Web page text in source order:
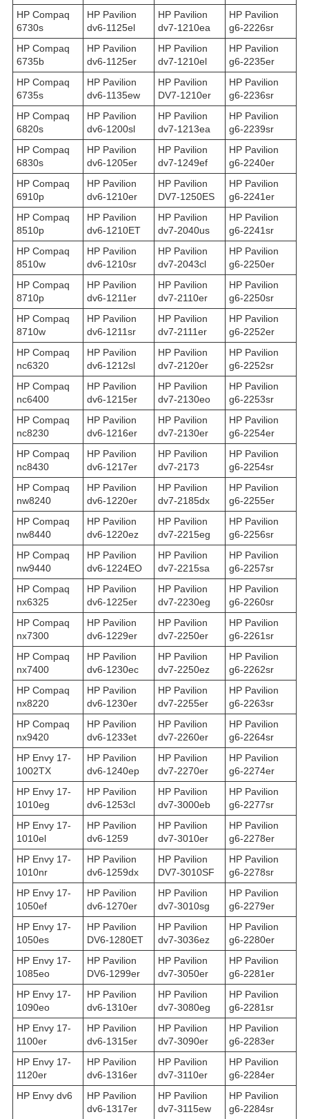
HP Compaq
6730s
HP Pavilion
dv6-1125el
HP Pavilion
dv7-1210ea
HP Pavilion
g6-2226sr
HP Compaq
6735b
HP Pavilion
dv6-1125er
HP Pavilion
dv7-1210el
HP Pavilion
g6-2235er
HP Compaq
6735s
HP Pavilion
dv6-1135ew
HP Pavilion
DV7-1210er
HP Pavilion
g6-2236sr
HP Compaq
6820s
HP Pavilion
dv6-1200sl
HP Pavilion
dv7-1213ea
HP Pavilion
g6-2239sr
HP Compaq
6830s
HP Pavilion
dv6-1205er
HP Pavilion
dv7-1249ef
HP Pavilion
g6-2240er
HP Compaq
6910p
HP Pavilion
dv6-1210er
HP Pavilion
DV7-1250ES
HP Pavilion
g6-2241er
HP Compaq
8510p
HP Pavilion
dv6-1210ET
HP Pavilion
dv7-2040us
HP Pavilion
g6-2241sr
HP Compaq
8510w
HP Pavilion
dv6-1210sr
HP Pavilion
dv7-2043cl
HP Pavilion
g6-2250er
HP Compaq
8710p
HP Pavilion
dv6-1211er
HP Pavilion
dv7-2110er
HP Pavilion
g6-2250sr
HP Compaq
8710w
HP Pavilion
dv6-1211sr
HP Pavilion
dv7-2111er
HP Pavilion
g6-2252er
HP Compaq
nc6320
HP Pavilion
dv6-1212sl
HP Pavilion
dv7-2120er
HP Pavilion
g6-2252sr
HP Compaq
nc6400
HP Pavilion
dv6-1215er
HP Pavilion
dv7-2130eo
HP Pavilion
g6-2253sr
HP Compaq
nc8230
HP Pavilion
dv6-1216er
HP Pavilion
dv7-2130er
HP Pavilion
g6-2254er
HP Compaq
nc8430
HP Pavilion
dv6-1217er
HP Pavilion
dv7-2173
HP Pavilion
g6-2254sr
HP Compaq
nw8240
HP Pavilion
dv6-1220er
HP Pavilion
dv7-2185dx
HP Pavilion
g6-2255er
HP Compaq
nw8440
HP Pavilion
dv6-1220ez
HP Pavilion
dv7-2215eg
HP Pavilion
g6-2256sr
HP Compaq
nw9440
HP Pavilion
dv6-1224EO
HP Pavilion
dv7-2215sa
HP Pavilion
g6-2257sr
HP Compaq
nx6325
HP Pavilion
dv6-1225er
HP Pavilion
dv7-2230eg
HP Pavilion
g6-2260sr
HP Compaq
nx7300
HP Pavilion
dv6-1229er
HP Pavilion
dv7-2250er
HP Pavilion
g6-2261sr
HP Compaq
nx7400
HP Pavilion
dv6-1230ec
HP Pavilion
dv7-2250ez
HP Pavilion
g6-2262sr
HP Compaq
nx8220
HP Pavilion
dv6-1230er
HP Pavilion
dv7-2255er
HP Pavilion
g6-2263sr
HP Compaq
nx9420
HP Pavilion
dv6-1233et
HP Pavilion
dv7-2260er
HP Pavilion
g6-2264sr
HP Envy 17-
1002TX
HP Pavilion
dv6-1240ep
HP Pavilion
dv7-2270er
HP Pavilion
g6-2274er
HP Envy 17-
1010eg
HP Pavilion
dv6-1253cl
HP Pavilion
dv7-3000eb
HP Pavilion
g6-2277sr
HP Envy 17-
1010el
HP Pavilion
dv6-1259
HP Pavilion
dv7-3010er
HP Pavilion
g6-2278er
HP Envy 17-
1010nr
HP Pavilion
dv6-1259dx
HP Pavilion
DV7-3010SF
HP Pavilion
g6-2278sr
HP Envy 17-
1050ef
HP Pavilion
dv6-1270er
HP Pavilion
dv7-3010sg
HP Pavilion
g6-2279er
HP Envy 17-
1050es
HP Pavilion
DV6-1280ET
HP Pavilion
dv7-3036ez
HP Pavilion
g6-2280er
HP Envy 17-
1085eo
HP Pavilion
DV6-1299er
HP Pavilion
dv7-3050er
HP Pavilion
g6-2281er
HP Envy 17-
1090eo
HP Pavilion
dv6-1310er
HP Pavilion
dv7-3080eg
HP Pavilion
g6-2281sr
HP Envy 17-
1100er
HP Pavilion
dv6-1315er
HP Pavilion
dv7-3090er
HP Pavilion
g6-2283er
HP Envy 17-
1120er
HP Pavilion
dv6-1316er
HP Pavilion
dv7-3110er
HP Pavilion
g6-2284er
HP Envy dv6
HP Pavilion
dv6-1317er
HP Pavilion
dv7-3115ew
HP Pavilion
g6-2284sr